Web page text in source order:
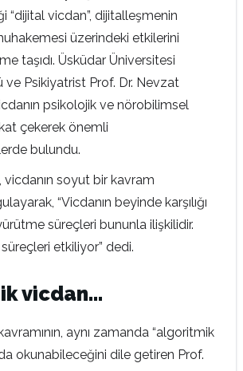
“dijital vicdan”, dijitalleşmenin
üzerindeki etkilerini
taşıdı. Üsküdar Üniversitesi
ve Psikiyatrist Prof. Dr. Nevzat
psikolojik ve nörobilimsel
çekerek önemli
bulundu.
vicdanın soyut bir kavram
“Vicdanın beyinde karşılığı
süreçleri bununla ilişkilidir.
etkiliyor” dedi.
vicdan…
aynı zamanda “algoritmik
okunabileceğini dile getiren Prof.